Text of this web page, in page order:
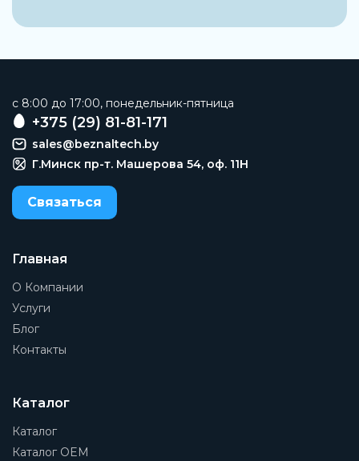
Стандарт присоединения
ГОСТ 12815-80,ГОСТ 12820,ГОСТ 12821,ГОСТ 12822
ГОСТ строительных длин
ГОСТ 3706-93
Требования к безопасности
ГОСТ 12.2.063-81.
AB95707
Производитель
ABRA
Тип присоединения на выходе
Фланец
Фланец
Материал корпуса
Чугун
c 8:00 до 17:00, понедельник-пятница
+375 (29) 81-81-171
sales@beznaltech.by
Г.Минск пр-т. Машерова 54, оф. 11H
Связаться
Главная
О Компании
Услуги
Блог
Контакты
Каталог
Каталог
Каталог OEM